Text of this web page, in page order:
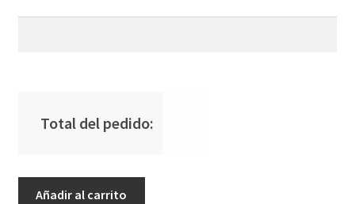
Total del pedido:
Añadir al carrito